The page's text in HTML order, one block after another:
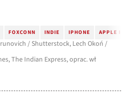
FOXCONN INDIE IPHONE APPLE
/ Shutterstock, Lech Okoń /
The Indian Express, oprac. wł